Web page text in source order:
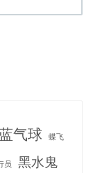
气球 蝶飞
员 黑水鬼